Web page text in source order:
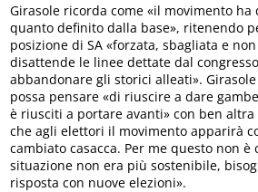
Girasole ricorda come «il movimento
quanto definito dalla base», ritenendo
posizione di SA «forzata, sbagliata e
disattende le linee dettate dal
abbandonare gli storici alleati».
possa pensare «di riuscire a dare
è riusciti a portare avanti» con ben
che agli elettori il movimento apparirà
cambiato casacca. Per me questo non è
situazione non era più sostenibile,
risposta con nuove elezioni».